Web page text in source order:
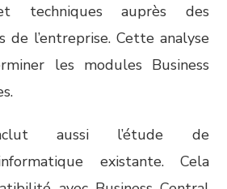
techniques auprès des
de l’entreprise. Cette analyse
les modules Business
aussi l’étude de
existante. Cela